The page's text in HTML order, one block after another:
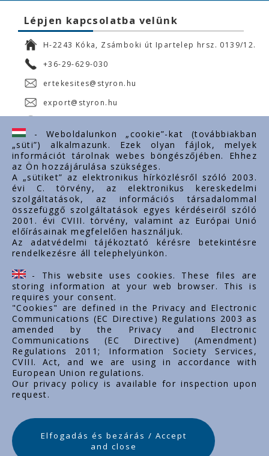
Lépjen kapcsolatba velünk
H-2243 Kóka, Zsámboki út Ipartelep hrsz. 0139/12.
+36-29-629-030
ertekesites@styron.hu
export@styron.hu
Fontos linkek
Rólunk
Dokumentumok
Kapcsolat
Karrier
Cég adatok
Tárhely adatok
Támogatások
- Weboldalunkon „cookie”-kat (továbbiakban
„süti”) alkalmazunk. Ezek olyan fájlok, melyek
információt tárolnak webes böngészőjében. Ehhez
az Ön hozzájárulása szükséges.
A „sütiket” az elektronikus hírközlésről szóló 2003.
évi C. törvény, az elektronikus kereskedelmi
szolgáltatások, az információs társadalommal
összefüggő szolgáltatások egyes kérdéseiről szóló
2001. évi CVIII. törvény, valamint az Európai Unió
előírásainak megfelelően használjuk.
Az adatvédelmi tájékoztató kérésre betekintésre
rendelkezésre áll telephelyünkön.
- This website uses cookies. These files are
storing information at your web browser. This is
requires your consent.
"Cookies" are defined in the Privacy and Electronic
Communications (EC Directive) Regulations 2003 as
amended by the Privacy and Electronic
Communications (EC Directive) (Amendment)
Regulations 2011; Information Society Services,
CVIII. Act, and we are using in accordance with
European Union regulations.
Our privacy policy is available for inspection upon
request.
Elfogadás és bezárás / Accept
and close